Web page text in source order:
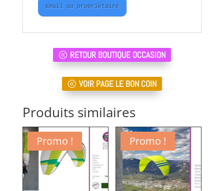
Email au propriétaire
RETOUR BOUTIQUE OCCASION
VOIR PAGE LE BON COIN
Produits similaires
Promo ! Promo !